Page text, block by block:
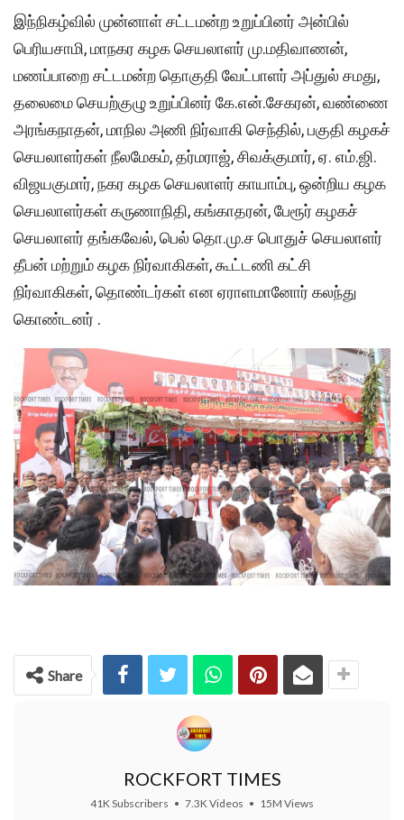
இந்நிகழ்வில் முன்னாள் சட்டமன்ற உறுப்பினர் அன்பில்
பெரியசாமி, மாநகர கழக செயலாளர் மு.மதிவாணன்,
மணப்பாறை சட்டமன்ற தொகுதி வேட்பாளர் அப்துல் சமது,
தலைமை செயற்குழு உறுப்பினர் கே.என்.சேகரன், வண்ணை
அரங்கநாதன், மாநில அணி நிர்வாகி செந்தில், பகுதி கழகச்
செயலாளர்கள் நீலமேகம், தர்மராஜ், சிவக்குமார், ஏ. எம்.ஜி.
விஜயகுமார், நகர கழக செயலாளர் காயாம்பு, ஒன்றிய கழக
செயலாளர்கள் கருணாநிதி, கங்காதரன், பேரூர் கழகச்
செயலாளர் தங்கவேல், பெல் தொ.மு.ச பொதுச் செயலாளர்
தீபன் மற்றும் கழக நிர்வாகிகள், கூட்டணி கட்சி
நிர்வாகிகள், தொண்டர்கள் என ஏராளமானோர் கலந்து
கொண்டனர் .
Share
ROCKFORT TIMES
41K Subscribers • 7.3K Videos • 15M Views